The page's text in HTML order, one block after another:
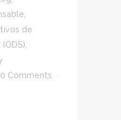
de
0 Comments